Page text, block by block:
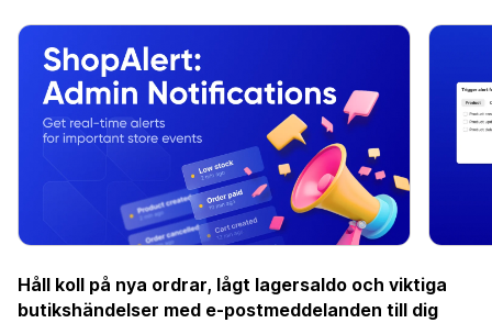
Håll koll på nya ordrar, lågt lagersaldo och viktiga
butikshändelser med e-postmeddelanden till dig